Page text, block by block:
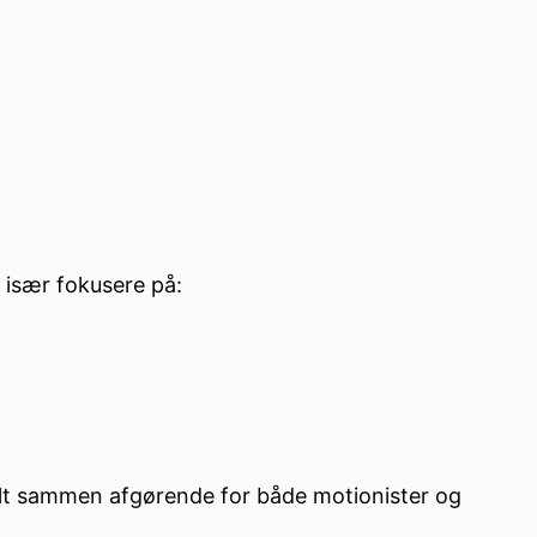
fokusere på:
sammen afgørende for både motionister og